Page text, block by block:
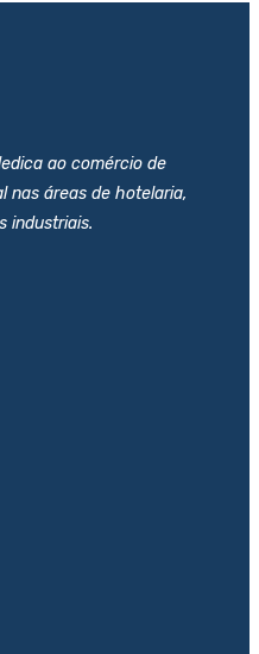
ao comércio de
nas áreas de hotelaria,
industriais.